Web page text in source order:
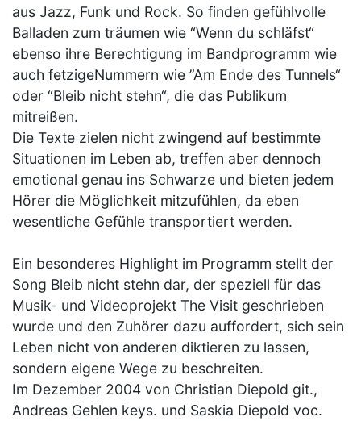
aus Jazz, Funk und Rock. So finden gefühlvolle
Balladen zum träumen wie “Wenn du schläfst“
ebenso ihre Berechtigung im Bandprogramm wie
auch fetzigeNummern wie ”Am Ende des Tunnels“
oder “Bleib nicht stehn“, die das Publikum
mitreißen.
Die Texte zielen nicht zwingend auf bestimmte
Situationen im Leben ab, treffen aber dennoch
emotional genau ins Schwarze und bieten jedem
Hörer die Möglichkeit mitzufühlen, da eben
wesentliche Gefühle transportiert werden.
Ein besonderes Highlight im Programm stellt der
Song Bleib nicht stehn dar, der speziell für das
Musik- und Videoprojekt The Visit geschrieben
wurde und den Zuhörer dazu auffordert, sich sein
Leben nicht von anderen diktieren zu lassen,
sondern eigene Wege zu beschreiten.
Im Dezember 2004 von Christian Diepold git.,
Andreas Gehlen keys. und Saskia Diepold voc.